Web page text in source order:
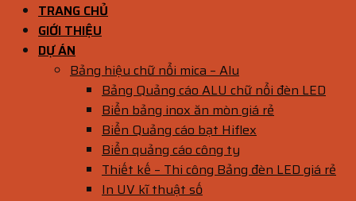
TRANG CHỦ
GIỚI THIỆU
DỰ ÁN
Bảng hiệu chữ nổi mica – Alu
Bảng Quảng cáo ALU chữ nổi đèn LED
Biển bảng inox ăn mòn giá rẻ
Biển Quảng cáo bạt Hiflex
Biển quảng cáo công ty
Thiết kế – Thi công Bảng đèn LED giá rẻ
In UV kĩ thuật số